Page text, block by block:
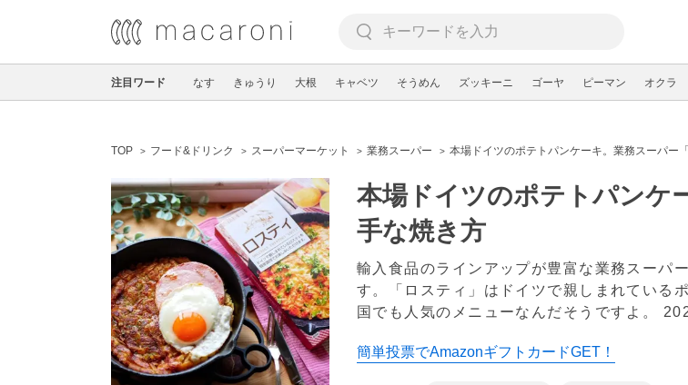
注目ワード なす きゅうり 大根 キャベツ そうめん ズッキーニ ゴーヤ ピーマン オクラ
TOP フード&ドリンク スーパーマーケット 業務スーパー 本場ドイツのポテトパンケーキ。業務スーパー
本場ドイツのポテトパンケ
手な焼き方
輸入食品のラインアップが豊富な業務スーパ
す。「ロスティ」はドイツで親しまれている
国でも人気のメニューなんだそうですよ。
簡単投票でAmazonギフトカードGET！